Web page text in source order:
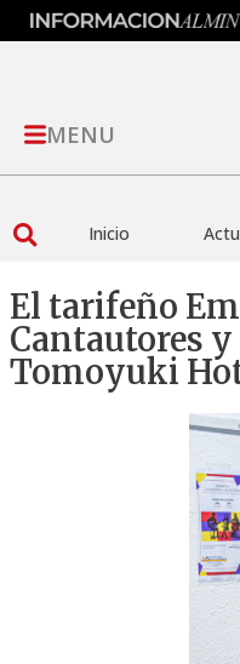
MENU
Inicio
El tarifeño
Cantautores
Tomoyuki